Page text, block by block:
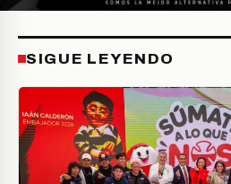
SIGUE LEYENDO